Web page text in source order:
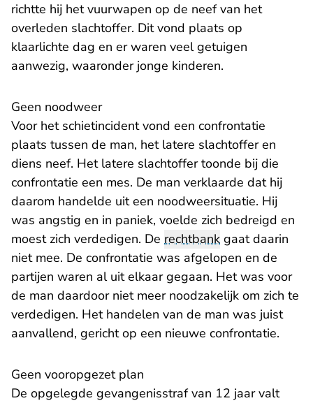
richtte hij het vuurwapen op de neef van het
overleden slachtoffer. Dit vond plaats op
klaarlichte dag en er waren veel getuigen
aanwezig, waaronder jonge kinderen.
Geen noodweer
Voor het schietincident vond een confrontatie
plaats tussen de man, het latere slachtoffer en
diens neef. Het latere slachtoffer toonde bij die
confrontatie een mes. De man verklaarde dat hij
daarom handelde uit een noodweersituatie. Hij
was angstig en in paniek, voelde zich bedreigd en
moest zich verdedigen. De rechtbank gaat daarin
niet mee. De confrontatie was afgelopen en de
partijen waren al uit elkaar gegaan. Het was voor
de man daardoor niet meer noodzakelijk om zich te
verdedigen. Het handelen van de man was juist
aanvallend, gericht op een nieuwe confrontatie.
Geen vooropgezet plan
De opgelegde gevangenisstraf van 12 jaar valt